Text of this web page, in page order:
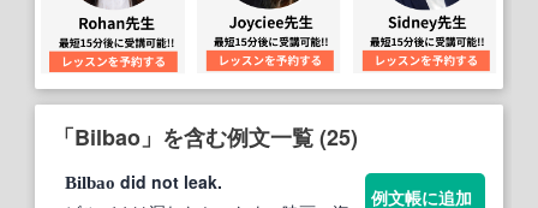
「Bilbao」を含む例文一覧 (25)
Bilbao did not leak.
例文帳に追加